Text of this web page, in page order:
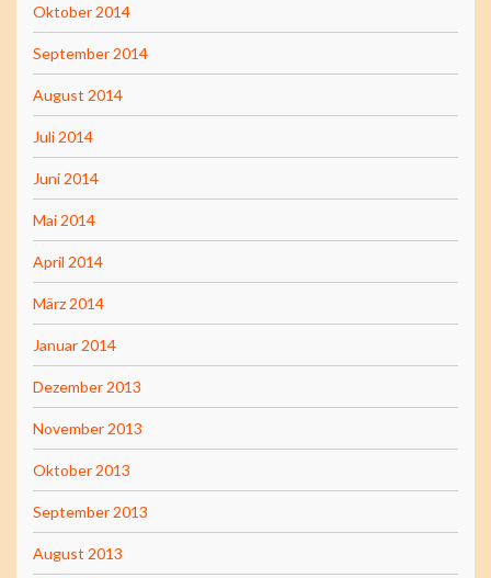
Oktober 2014
September 2014
August 2014
Juli 2014
Juni 2014
Mai 2014
April 2014
März 2014
Januar 2014
Dezember 2013
November 2013
Oktober 2013
September 2013
August 2013